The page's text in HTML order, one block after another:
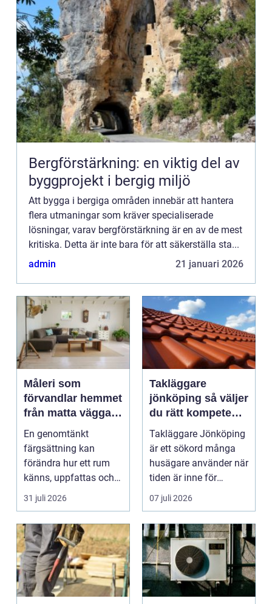
Bergförstärkning: en viktig del av
byggprojekt i bergig miljö
Att bygga i bergiga områden innebär att hantera
flera utmaningar som kräver specialiserade
lösningar, varav bergförstärkning är en av de mest
kritiska. Detta är inte bara för att säkerställa sta...
admin
21 januari 2026
Måleri som
förvandlar hemmet
från matta väggar
till genomtänkt
helhet
En genomtänkt
färgsättning kan
förändra hur ett rum
känns, uppfattas och
används. Med rätt
kulörer, ...
31 juli 2026
Takläggare
jönköping så väljer
du rätt kompetens
för ditt tak
Takläggare Jönköping
är ett sökord många
husägare använder när
tiden är inne för
takbyte eller takre...
07 juli 2026